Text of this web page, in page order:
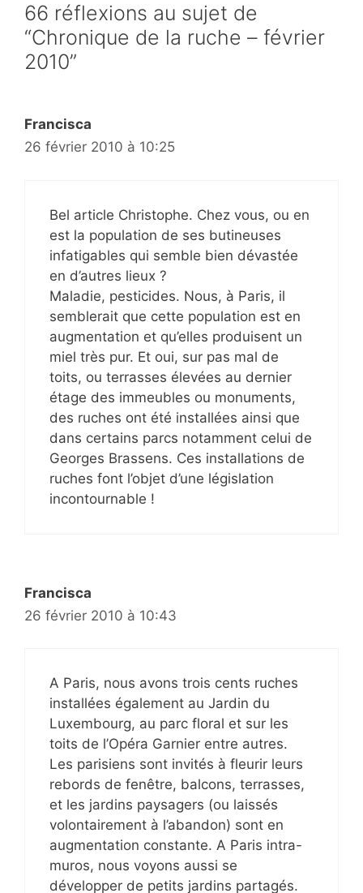
66 réflexions au sujet de
“Chronique de la ruche – février
2010”
Francisca
26 février 2010 à 10:25
Bel article Christophe. Chez vous, ou en
est la population de ses butineuses
infatigables qui semble bien dévastée
en d’autres lieux ?
Maladie, pesticides. Nous, à Paris, il
semblerait que cette population est en
augmentation et qu’elles produisent un
miel très pur. Et oui, sur pas mal de
toits, ou terrasses élevées au dernier
étage des immeubles ou monuments,
des ruches ont été installées ainsi que
dans certains parcs notamment celui de
Georges Brassens. Ces installations de
ruches font l’objet d’une législation
incontournable !
Francisca
26 février 2010 à 10:43
A Paris, nous avons trois cents ruches
installées également au Jardin du
Luxembourg, au parc floral et sur les
toits de l’Opéra Garnier entre autres.
Les parisiens sont invités à fleurir leurs
rebords de fenêtre, balcons, terrasses,
et les jardins paysagers (ou laissés
volontairement à l’abandon) sont en
augmentation constante. A Paris intra-
muros, nous voyons aussi se
développer de petits jardins partagés.